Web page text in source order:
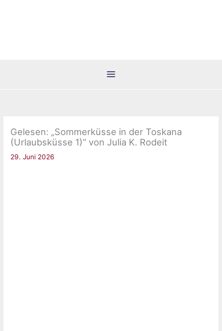
Gelesen: „Sommerküsse in der Toskana
(Urlaubsküsse 1)“ von Julia K. Rodeit
29. Juni 2026